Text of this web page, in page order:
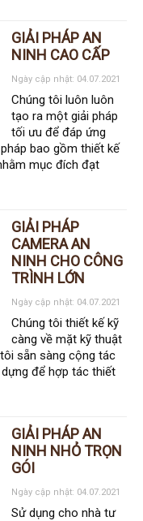
GIẢI PHÁP AN
NINH CAO CẤP
Ngày cập nhật: 04.07.2021
Chúng tôi luôn luôn
tạo ra một giải pháp
tối ưu để đáp ứng
bao gồm thiết kế
mục đích đạt
GIẢI PHÁP
CAMERA AN
NINH CHO CÔNG
TRÌNH LỚN
Ngày cập nhật: 04.07.2021
Chúng tôi thiết kế kỹ
càng về mặt kỹ thuật
sẵn sàng cộng tác
để hợp tác thiết
GIẢI PHÁP AN
NINH NHỎ TRỌN
GÓI
Ngày cập nhật: 04.07.2021
Sử dụng cho nhà tư